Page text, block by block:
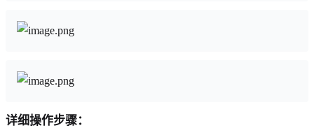
详细操作步骤：